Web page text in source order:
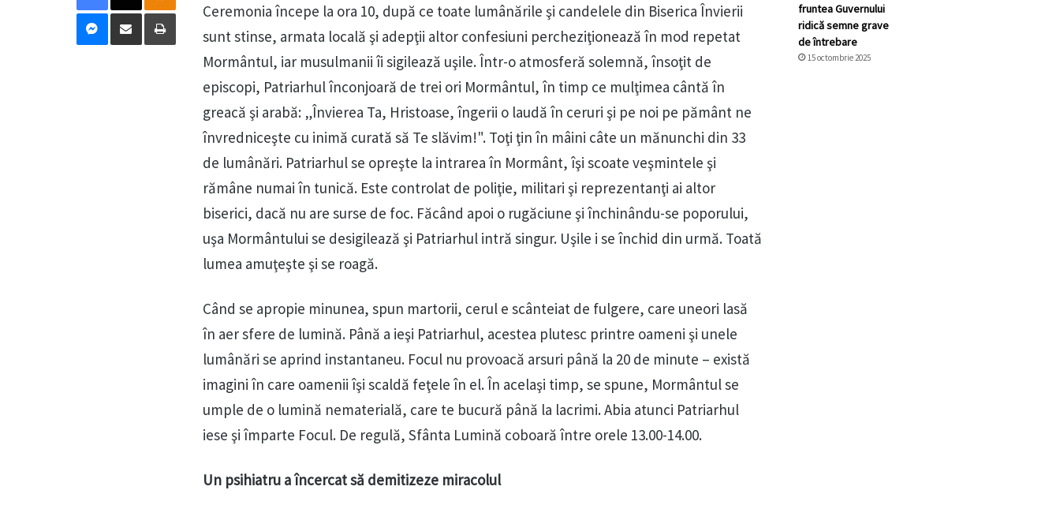
Ceremonia începe la ora 10, după ce toate lumânările şi candelele din Biserica Învierii
sunt stinse, armata locală şi adepţii altor confesiuni percheziţionează în mod repetat
Mormântul, iar musulmanii îi sigilează uşile. Într-o atmosferă solemnă, însoţit de
episcopi, Patriarhul înconjoară de trei ori Mormântul, în timp ce mulţimea cântă în
greacă şi arabă: „Învierea Ta, Hristoase, îngerii o laudă în ceruri şi pe noi pe pământ ne
învredniceşte cu inimă curată să Te slăvim!". Toţi ţin în mâini câte un mănunchi din 33
de lumânări. Patriarhul se opreşte la intrarea în Mormânt, îşi scoate veşmintele şi
rămâne numai în tunică. Este controlat de poliţie, militari şi reprezentanţi ai altor
biserici, dacă nu are surse de foc. Făcând apoi o rugăciune şi închinându-se poporului,
uşa Mormântului se desigilează şi Patriarhul intră singur. Uşile i se închid din urmă. Toată
lumea amuţeşte şi se roagă.
Când se apropie minunea, spun martorii, cerul e scânteiat de fulgere, care uneori lasă
în aer sfere de lumină. Până a ieşi Patriarhul, acestea plutesc printre oameni şi unele
lumânări se aprind instantaneu. Focul nu provoacă arsuri până la 20 de minute – există
imagini în care oamenii îşi scaldă feţele în el. În acelaşi timp, se spune, Mormântul se
umple de o lumină nematerială, care te bucură până la lacrimi. Abia atunci Patriarhul
iese şi împarte Focul. De regulă, Sfânta Lumină coboară între orele 13.00-14.00.
Un psihiatru a încercat să demitizeze miracolul
Messenger
Distribuie prin mail Tipărește
fruntea Guvernului
ridică semne grave
de întrebare
15 octombrie 2025